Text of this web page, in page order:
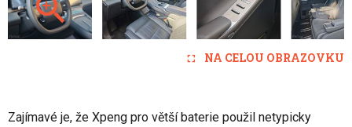
NA CELOU OBRAZOVKU
Zajímavé je, že Xpeng pro větší baterie použil netypicky